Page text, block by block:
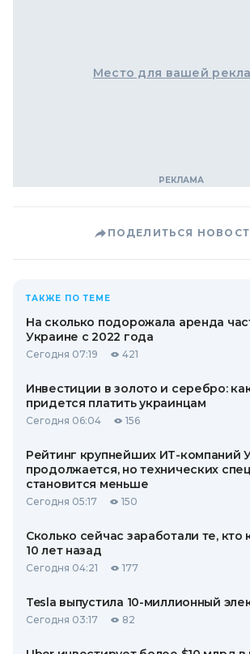
Место для вашей
ПОДЕЛИТЬСЯ
ТАКЖЕ ПО ТЕМЕ
На сколько подорожала аренда
Украине с 2022 года
Сегодня 07:19 421
Инвестиции в золото и серебро:
придется платить украинцам
Сегодня 06:04 156
Рейтинг крупнейших ИТ-компаний
продолжается, но технических
становится меньше
Сегодня 05:17 150
Сколько сейчас заработали те, кто
10 лет назад
Сегодня 04:21 177
Tesla выпустила 10-миллионный
Сегодня 03:17 82